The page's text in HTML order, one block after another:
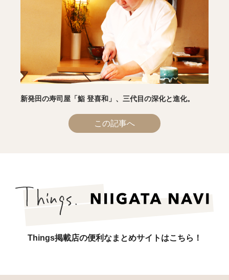
新発田の寿司屋「鮨 登喜和」、三代目の深化と進化。
この記事へ
Things掲載店の便利なまとめサイトはこちら！